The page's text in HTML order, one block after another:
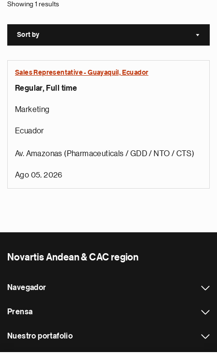
Showing 1 results
Sort by Sort
Sales Representative - Guayaquil, Ecuador
Regular, Full time
Marketing
Ecuador
Av. Amazonas (Pharmaceuticals / GDD / NTO / CTS)
Ago 05, 2026
Novartis Andean & CAC region
Navegador
Prensa
Nuestro portafolio